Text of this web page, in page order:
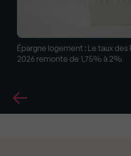
Épargne logement : Le taux des
2026 remonte de 1,75% à 2%